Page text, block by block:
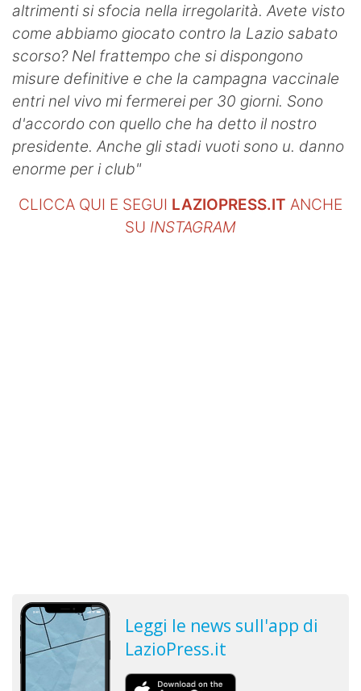
altrimenti si sfocia nella irregolarità. Avete visto
come abbiamo giocato contro la Lazio sabato
scorso? Nel frattempo che si dispongono
misure definitive e che la campagna vaccinale
entri nel vivo mi fermerei per 30 giorni. Sono
d'accordo con quello che ha detto il nostro
presidente. Anche gli stadi vuoti sono u. danno
enorme per i club"
CLICCA QUI E SEGUI LAZIOPRESS.IT ANCHE
SU INSTAGRAM